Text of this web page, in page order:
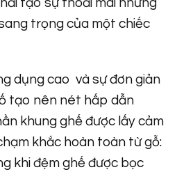
trọng của một chiếc
dụng cao và sự đơn giản
tạo nên nét hấp dẫn
khung ghế được lấy cảm
khắc hoàn toàn từ gỗ:
khi đệm ghế được bọc